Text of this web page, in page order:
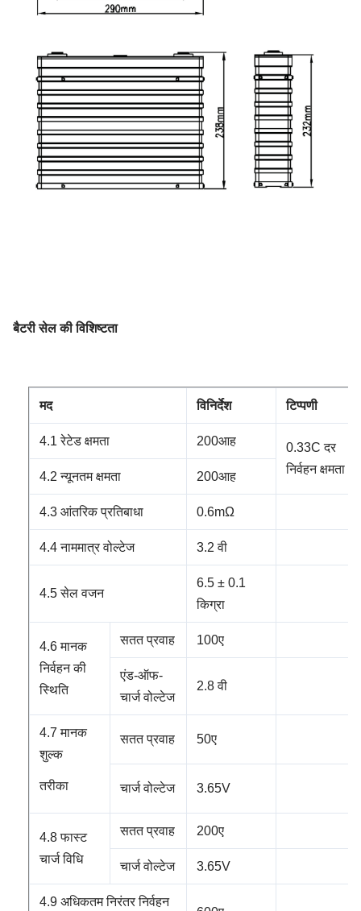
बैटरी सेल की विशिष्टता
मद विनिर्देश टिप्पणी
4.1 रेटेड क्षमता 200आह
0.33C दर
निर्वहन क्षमता
4.2 न्यूनतम क्षमता 200आह
4.3 आंतरिक प्रतिबाधा 0.6mΩ
4.4 नाममात्र वोल्टेज 3.2 वी
4.5 सेल वजन
6.5 ± 0.1
किग्रा
4.6 मानक
निर्वहन की
स्थिति
सतत प्रवाह 100ए
एंड-ऑफ-
चार्ज वोल्टेज
2.8 वी
4.7 मानक
शुल्क
तरीका
सतत प्रवाह 50ए
चार्ज वोल्टेज 3.65V
4.8 फास्ट
चार्ज विधि
सतत प्रवाह 200ए
चार्ज वोल्टेज 3.65V
4.9 अधिकतम निरंतर निर्वहन